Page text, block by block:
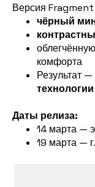
Версия Fragment
чёрный
комфорта
Результат
Даты релиза:
14 марта —
19 марта —